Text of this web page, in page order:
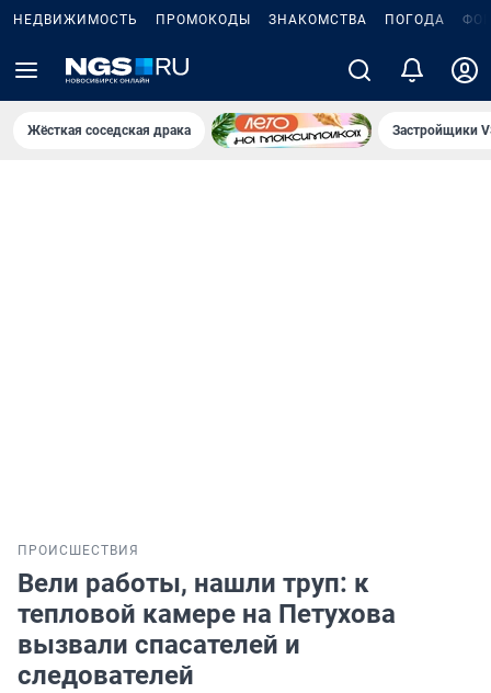
НЕДВИЖИМОСТЬ ПРОМОКОДЫ ЗНАКОМСТВА ПОГОДА
Жёсткая соседская драка Застройщики
ПРОИСШЕСТВИЯ
Вели работы, нашли труп: к
тепловой камере на Петухова
вызвали спасателей и
следователей